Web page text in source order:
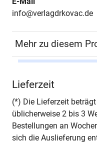
info@verlagdrkovac.de
Mehr zu diesem
Seiten
Jahr
Lieferzeit
(*) Die Lieferzeit
üblicherweise 2 bis 3
Bestellungen an
sich die Auslieferung